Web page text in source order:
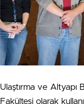
Ulaştırma ve Altyapı
Fakültesi olarak